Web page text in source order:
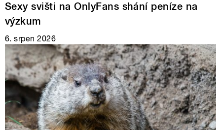
Sexy svišti na OnlyFans shání peníze na
výzkum
6. srpen 2026